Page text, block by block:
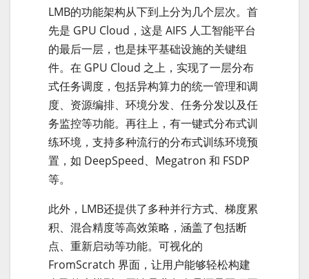
LMB的功能架构从下到上分为几个层次。首
先是 GPU Cloud，这是 AIFS 人工智能平台
的最后一层，也是抹平基础设施的关键组
件。在 GPU Cloud 之上，实现了一层分布
式任务调度，包括异构算力的统一管理和调
度、资源编排、环境分发、任务分发以及任
务监控等功能。再往上，有一键式分布式训
练环境，支持多种流行的分布式训练环境预
置，如 DeepSpeed、Megatron 和 FSDP
等。
此外，LMB还提供了多种并行方式、梯度累
积、混合精度等高效策略，涵盖了包括断
点、重新启动等功能。可视化的
FromScratch 界面，让用户能够轻松构建